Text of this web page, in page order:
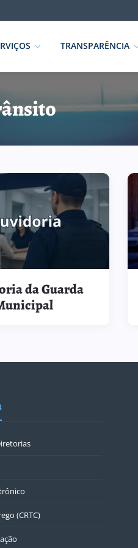
TRANSPARÊNCIA
da Guarda
(CRTC)